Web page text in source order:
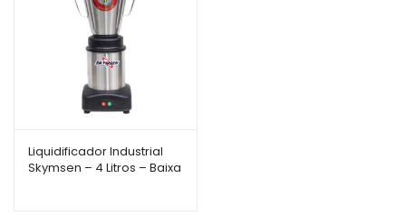
Liquidificador Industrial
Skymsen – 4 Litros – Baixa